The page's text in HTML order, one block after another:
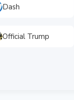
Dash
Official Trump